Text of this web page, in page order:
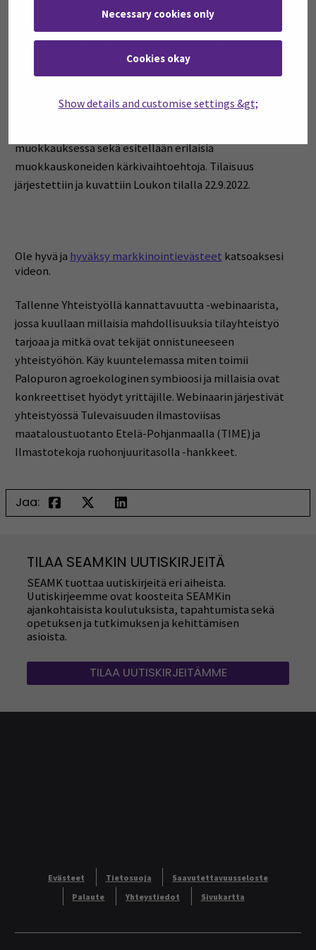
Necessary cookies only
Cookies okay
Show details and customise settings &gt;
Ole hyvä jahyväksy markkinointievästeetkatsoaksesi
kuullusta Reino Loukon (Retronik Ky) puheenvuorosta.
muokkauksessa sekä esitellään erilaisia
muokkauskoneiden kärkivaihtoehtoja. Tilaisuus
järjestettiin ja kuvattiin Loukon tilalla 22.9.2022.
Ole hyvä ja hyväksy markkinointievästeet katsoaksesi
videon.
Tallenne Yhteistyöllä kannattavuutta -webinaarista,
jossa kuullaan millaisia mahdollisuuksia tilayhteistyö
tarjoaa ja mitkä ovat tekijät onnistuneeseen
yhteistyöhön. Käy kuuntelemassa miten toimii
Palopuron agroekologinen symbioosi ja millaisia ovat
konkreettiset hyödyt yrittäjille. Webinaarin järjestivät
yhteistyössä Tulevaisuuden ilmastoviisas
maataloustuotanto Etelä-Pohjanmaalla (TIME) ja
Ilmastotekoja ruohonjuuritasolla -hankkeet.
Jaa:
TILAA SEAMKIN UUTISKIRJEITÄ
SEAMK tuottaa uutiskirjeitä eri aiheista.
Uutiskirjeemme ovat koosteita SEAMKin
ajankohtaisista koulutuksista, tapahtumista sekä
opetuksen ja tutkimuksen ja kehittämisen
asioista.
TILAA UUTISKIRJEITÄMME
Evästeet Tietosuoja
Saavutettavuusseloste
Palaute
Yhteystiedot Sivukartta